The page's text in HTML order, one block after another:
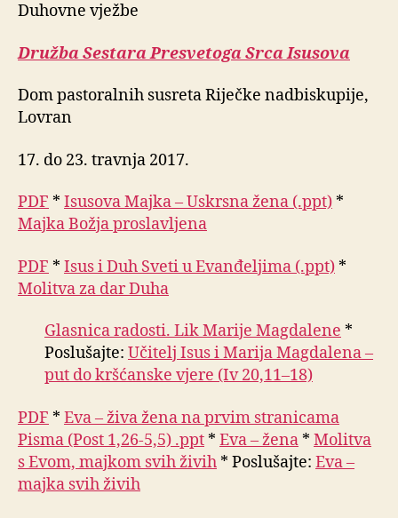
Duhovne vježbe
Družba Sestara Presvetoga Srca Isusova
Dom pastoralnih susreta Riječke nadbiskupije,
Lovran
17. do 23. travnja 2017.
PDF * Isusova Majka – Uskrsna žena (.ppt) *
Majka Božja proslavljena
PDF * Isus i Duh Sveti u Evanđeljima (.ppt) *
Molitva za dar Duha
Glasnica radosti. Lik Marije Magdalene *
Poslušajte: Učitelj Isus i Marija Magdalena –
put do kršćanske vjere (Iv 20,11–18)
PDF * Eva – živa žena na prvim stranicama
Pisma (Post 1,26-5,5) .ppt * Eva – žena * Molitva
s Evom, majkom svih živih * Poslušajte: Eva –
majka svih živih